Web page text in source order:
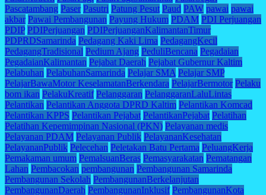
Pascatambang Paser Pasutri Patung Pesut Paud PAW pawai pawai
akbar Pawai Pembangunan Payung Hukum PDAM PDI Perjuangan
PDIP PDIPerjuangan PDIPerjuanganKalimantanTimur
PDPRDSamarinda Pedagang Kaki Lima PedagangKecil
PedagangTradisional Pedium Ajang PeduliBencana Pegadaian
PegadaianKalimantan Pejabat Daerah Pejabat Gubernur Kaltim
Pelabuhan PelabuhanSamarinda Pelajar SMA Pelajar SMP
PelajarBawaMotor KeselamatanBerkendara PelajarBermotor Pelaku
bom ikan PelakuKreatif Pelanggaran PelanggaranLaluLintas
Pelantikan Pelantikan Anggota DPRD Kaltim Pelantikan Komcad
Pelantikan KPPS Pelantikan Pejabat PelantikanPejabat Pelatihan
Pelatihan Kepemimpinan Nasional (PKN) Pelayanan medis
Pelayanan PDAM Pelayanan Publik PelayananKesehatan
PelayananPublik Pelecehan Peletakan Batu Pertama PeluangKerja
Pemakaman umum PemalsuanBeras Pemasyarakatan Pematangan
Lahan Pembacokan pembangunan Pembangunan Samarinda
Pembangunan Sekolah PembangunanBerkelanjutan
PembangunanDaerah PembangunanInklusif PembangunanKota